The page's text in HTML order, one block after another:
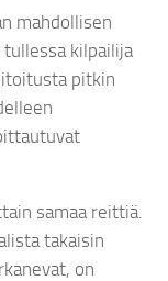
mahdollisen
kilpailija
pitkin
samaa reittiä.
takaisin
on